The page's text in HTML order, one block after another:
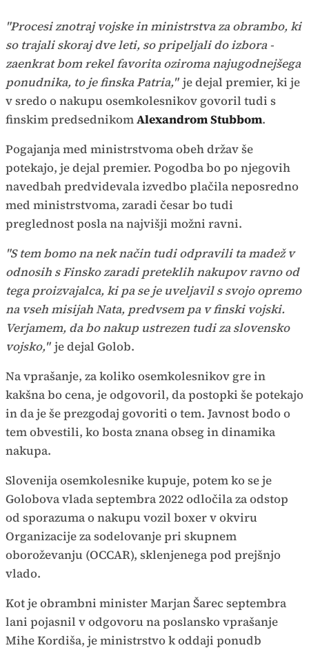
"Procesi znotraj vojske in ministrstva za obrambo, ki
so trajali skoraj dve leti, so pripeljali do izbora -
zaenkrat bom rekel favorita oziroma najugodnejšega
ponudnika, to je finska Patria," je dejal premier, ki je
v sredo o nakupu osemkolesnikov govoril tudi s
finskim predsednikomAlexandrom Stubbom.
Pogajanja med ministrstvoma obeh držav še
potekajo, je dejal premier. Pogodba bo po njegovih
navedbah predvidevala izvedbo plačila neposredno
med ministrstvoma, zaradi česar bo tudi
preglednost posla na najvišji možni ravni.
"S tem bomo na nek način tudi odpravili ta madež v
odnosih s Finsko zaradi preteklih nakupov ravno od
tega proizvajalca, ki pa se je uveljavil s svojo opremo
na vseh misijah Nata, predvsem pa v finski vojski.
Verjamem, da bo nakup ustrezen tudi za slovensko
vojsko," je dejal Golob.
Na vprašanje, za koliko osemkolesnikov gre in
kakšna bo cena, je odgovoril, da postopki še potekajo
in da je še prezgodaj govoriti o tem. Javnost bodo o
tem obvestili, ko bosta znana obseg in dinamika
nakupa.
Slovenija osemkolesnike kupuje, potem ko se je
Golobova vlada septembra 2022 odločila za odstop
od sporazuma o nakupu vozil boxer v okviru
Organizacije za sodelovanje pri skupnem
oboroževanju (OCCAR), sklenjenega pod prejšnjo
vlado.
Kot je obrambni minister Marjan Šarec septembra
lani pojasnil v odgovoru na poslansko vprašanje
Mihe Kordiša, je ministrstvo k oddaji ponudb